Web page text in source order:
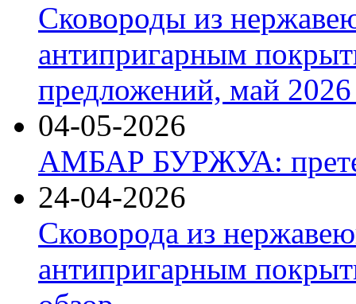
Сковороды из
антипригарным
предложений, май 2026
04-05-2026
АМБАР БУРЖУА:
24-04-2026
Сковорода из
антипригарным